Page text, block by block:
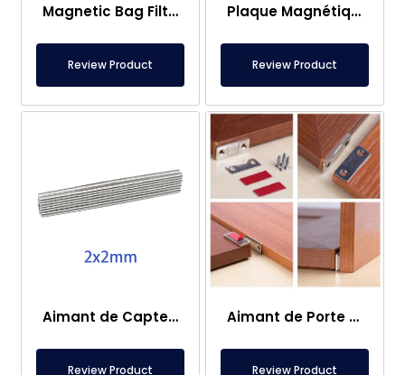
Magnetic Bag Filter Head
Review Product
Plaque Magnétique – Pour Sous Plancher – Conforme aux Normes Alimentaires
Review Product
Aimant de Capteur – 2×2 mm
Review Product
Aimant de Porte de Caravane
Review Product